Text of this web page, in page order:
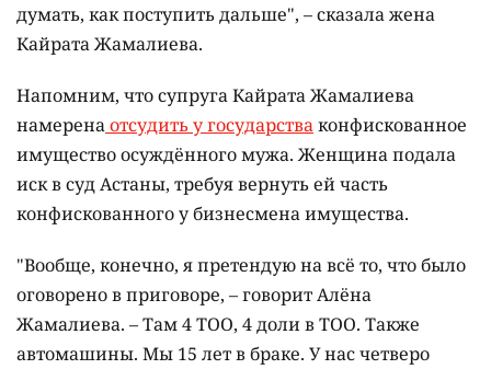
думать, как поступить дальше", – сказала жена
Кайрата Жамалиева.
Напомним, что супруга Кайрата Жамалиева
намеренаотсудить у государстваконфискованное
имущество осуждённого мужа. Женщина подала
иск в суд Астаны, требуя вернуть ей часть
конфискованного у бизнесмена имущества.
"Вообще, конечно, я претендую на всё то, что было
оговорено в приговоре, – говорит Алёна
Жамалиева. – Там 4 ТОО, 4 доли в ТОО. Также
автомашины. Мы 15 лет в браке. У нас четверо